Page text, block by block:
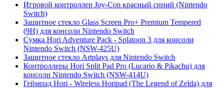
Игровой контроллер Joy-Con красный синий (Nintendo
Switch)
Защитное стекло Glass Screen Pro+ Premium Tempered
(9H) для консоли Nintendo Switch
Сумка Hori Adventure Pack - Splatoon 3 для консоли
Nintendo Switch (NSW-425U)
Защитное стекло Artplays для Nintendo Switch
Контроллеры Hori Split Pad Pro (Lucario & Pikachu) для
консоли Nintendo Switch (NSW-414U)
Геймпад Hori - Wireless Horipad (The Legend of Zelda) для